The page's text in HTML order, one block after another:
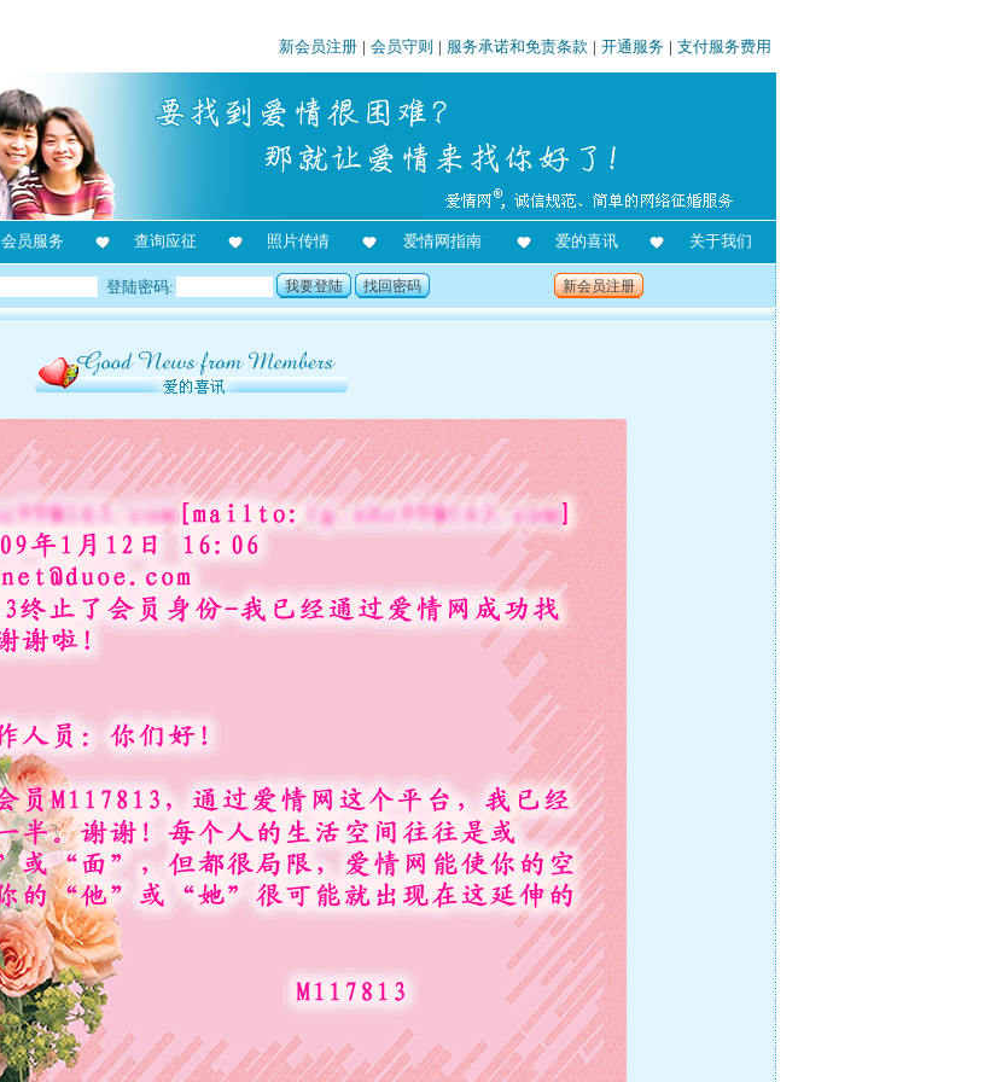
新会员注册 | 会员守则 | 服务承诺和免责条款 | 开通服务 | 支付服务费用
会员服务 查询应征 照片传情 爱情网指南 爱的喜讯 关于我们
登陆密码: 我要登陆 找回密码 新会员注册